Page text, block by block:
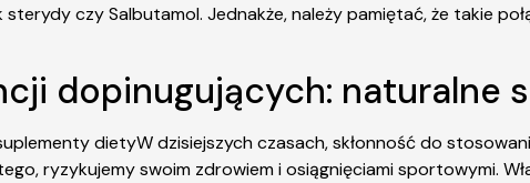
czy Salbutamol. Jednakże, należy pamiętać, że takie
dopinugujących: naturalne
dietyW dzisiejszych czasach, skłonność do
ryzykujemy swoim zdrowiem i osiągnięciami sportowymi.